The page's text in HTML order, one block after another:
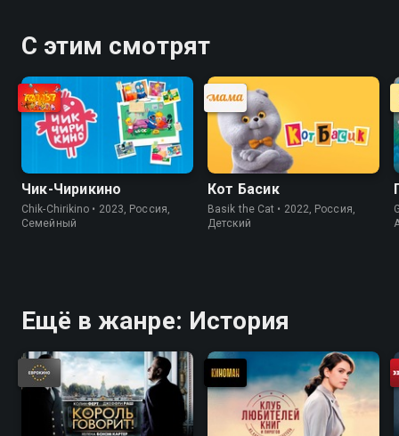
нефти. Городом, который оказался
главным связующим звеном
между Москвой и югом был
Сталинград. Он стал основной
целью немецкой армии
С этим смотрят
Чик-Чирикино
Chik-Chirikino • 2023, Россия,
Cемейный
Кот Басик
Basik the Cat • 2022, Россия,
Детский
Ещё в жанре: История